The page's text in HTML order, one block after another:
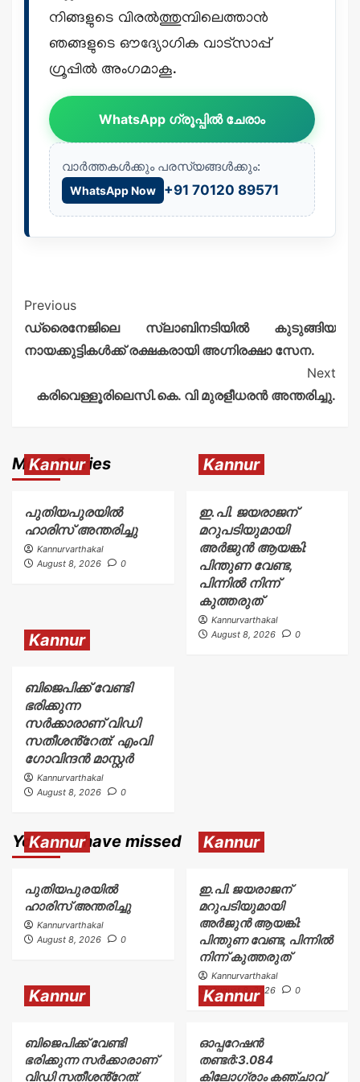
നിങ്ങളുടെ വിരൽത്തുമ്പിലെത്താൻ
ഞങ്ങളുടെ ഔദ്യോഗിക വാട്സാപ്പ്
ഗ്രൂപ്പിൽ അംഗമാകൂ.
WhatsApp ഗ്രൂപ്പിൽ ചേരാം
വാർത്തകൾക്കും പരസ്യങ്ങൾക്കും:
WhatsApp Now +91 70120 89571
Previous
ഡ്രൈനേജിലെ സ്ലാബിനടിയിൽ കുടുങ്ങിയ
നായക്കുട്ടികൾക്ക് രക്ഷകരായി അഗ്നിരക്ഷാ സേന.
Next
കരിവെള്ളൂരിലെസി.കെ. വി മുരളീധരൻ അന്തരിച്ചു.
More Stories
Kannur
പുതിയപുരയിൽ
ഹാരിസ് അന്തരിച്ചു
Kannurvarthakal
August 8, 2026
0
Kannur
ഇ.പി. ജയരാജന്
മറുപടിയുമായി
അർജുൻ ആയങ്കി:
പിന്തുണ വേണ്ട,
പിന്നിൽ നിന്ന്
കുത്തരുത്
Kannurvarthakal
August 8, 2026
0
Kannur
ബിജെപിക്ക് വേണ്ടി
ഭരിക്കുന്ന
സർക്കാരാണ് വിഡി
സതീശൻ്റേത്: എംവി
ഗോവിന്ദൻ മാസ്റ്റർ
Kannurvarthakal
August 8, 2026
0
You may have missed
Kannur
പുതിയപുരയിൽ
ഹാരിസ് അന്തരിച്ചു
Kannurvarthakal
August 8, 2026
0
Kannur
ഇ.പി. ജയരാജന്
മറുപടിയുമായി
അർജുൻ ആയങ്കി:
പിന്തുണ വേണ്ട, പിന്നിൽ
നിന്ന് കുത്തരുത്
Kannurvarthakal
August 8, 2026
0
Kannur
ബിജെപിക്ക് വേണ്ടി
ഭരിക്കുന്ന സർക്കാരാണ്
വിഡി സതീശൻ്റേത്:
Kannur
ഓപ്പറേഷൻ
തണ്ടർ:3.084
കിലോഗ്രാം കഞ്ചാവ്